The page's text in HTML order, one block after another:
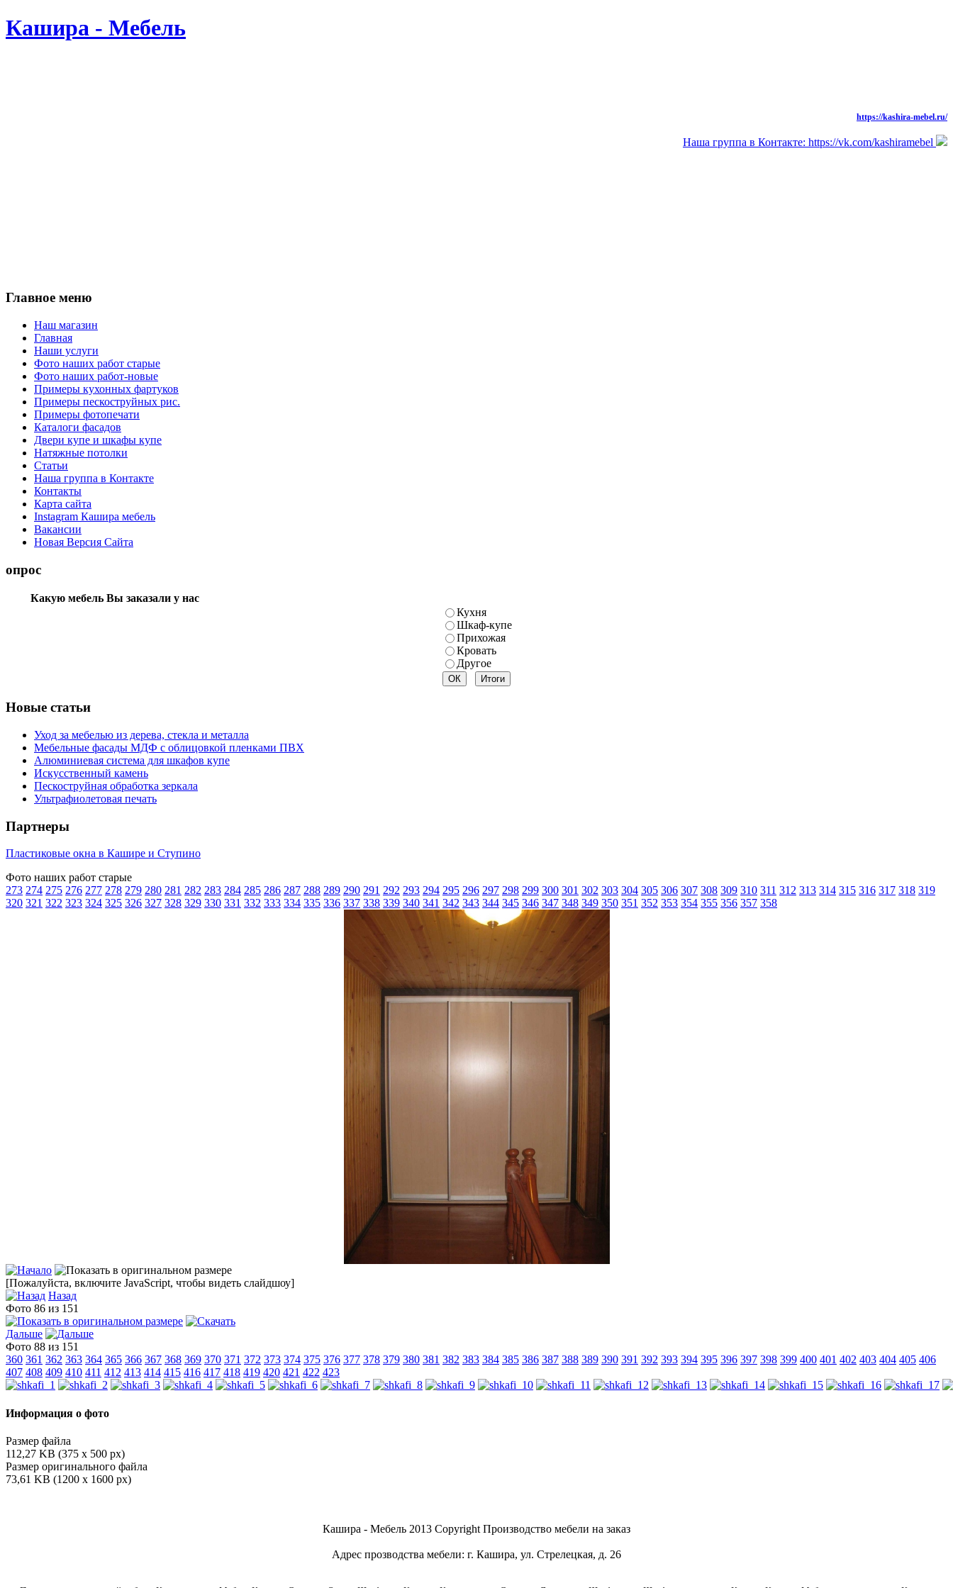
Кашира - Мебель
https://kashira-mebel.ru/
Наша группа в Контакте: https://vk.com/kashiramebel
Главное меню
Наш магазин
Главная
Наши услуги
Фото наших работ старые
Фото наших работ-новые
Примеры кухонных фартуков
Примеры пескоструйных рис.
Примеры фотопечати
Каталоги фасадов
Двери купе и шкафы купе
Натяжные потолки
Статьи
Наша группа в Контакте
Контакты
Карта сайта
Instagram Кашира мебель
Вакансии
Новая Версия Сайта
опрос
Какую мебель Вы заказали у нас
Кухня
Шкаф-купе
Прихожая
Кровать
Другое
Новые статьи
Уход за мебелью из дерева, стекла и металла
Мебельные фасады МДФ с облицовкой пленками ПВХ
Алюминиевая система для шкафов купе
Искусственный камень
Пескоструйная обработка зеркала
Ультрафиолетовая печать
Партнеры
Пластиковые окна в Кашире и Ступино
Фото наших работ старые
273 274 275 276 277 278 279 280 281 282 283 284 285 286 287 288 289 290 291 292 293 294 295 296 297 298 299 300 301 302 303 304 305 306 307 308 309 310 311 312 313 314 315 316 317 318 319
320 321 322 323 324 325 326 327 328 329 330 331 332 333 334 335 336 337 338 339 340 341 342 343 344 345 346 347 348 349 350 351 352 353 354 355 356 357 358
[Пожалуйста, включите JavaScript, чтобы видеть слайдшоу]
Назад
Фото 86 из 151
Дальше
Фото 88 из 151
360 361 362 363 364 365 366 367 368 369 370 371 372 373 374 375 376 377 378 379 380 381 382 383 384 385 386 387 388 389 390 391 392 393 394 395 396 397 398 399 400 401 402 403 404 405 406
407 408 409 410 411 412 413 414 415 416 417 418 419 420 421 422 423
Информация о фото
Размер файла
112,27 KB (375 x 500 px)
Размер оригинального файла
73,61 KB (1200 x 1600 px)
Кашира - Мебель 2013 Copyright Производство мебели на заказ
Адрес прозводства мебели: г. Кашира, ул. Стрелецкая, д. 26